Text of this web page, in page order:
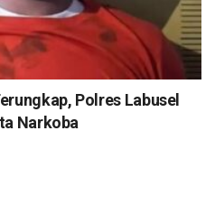
Polres Labusel
Narkoba